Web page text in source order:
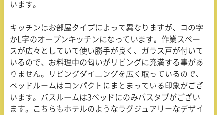
います。
キッチンはお部屋タイプによって異なりますが、コの字
か
字のオープンキッチンになっています。作業スペー
スが広々としていて使い勝手が良く、ガラス戸が付いて
いるので、お料理中の匂いがリビングに充満する事があ
りません。リビングダイニングを広く取っているので、
ベッドルームはコンパクトにまとまっている印象がござ
います。バスルームは3ベッドにのみバスタブがござい
ます。こちらもホテルのようなラグジュアリーなデザイ